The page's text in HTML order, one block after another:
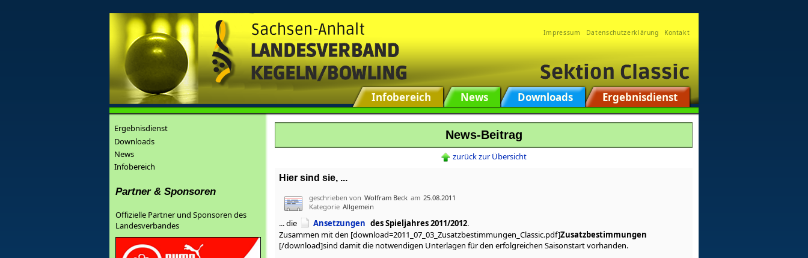
Kontakt
Datenschutzerklärung
Impressum
Ergebnisdienst
Downloads
News
Infobereich
News-Beitrag
zurück zur Übersicht
Hier sind sie, ...
geschrieben von Wolfram Beck am 25.08.2011
Kategorie Allgemein
... die Ansetzungen des Spieljahres 2011/2012.
Zusammen mit den [download=2011_07_03_Zusatzbestimmungen_Classic.pdf]Zusatzbestimmungen
[/download]sind damit die notwendigen Unterlagen für den erfolgreichen Saisonstart vorhanden.
Ergebnisdienst
Downloads
News
Infobereich
Partner & Sponsoren
Offizielle Partner und Sponsoren des
Landesverbandes